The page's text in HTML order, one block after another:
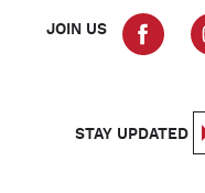
JOIN US
STAY UPDATED